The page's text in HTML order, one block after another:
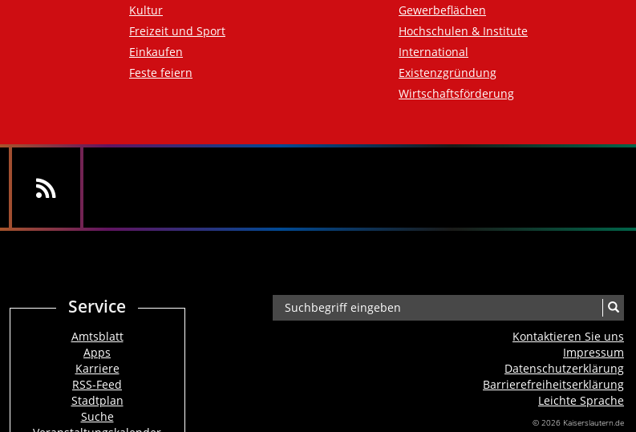
Kultur
Freizeit und Sport
Einkaufen
Feste feiern
Gewerbeflächen
Hochschulen & Institute
International
Existenzgründung
Wirtschaftsförderung
Service
Amtsblatt
Apps
Karriere
RSS-Feed
Stadtplan
Suche
Kontaktieren Sie uns
Impressum
Datenschutzerklärung
Barrierefreiheits­erklärung
Leichte Sprache
© 2026 Kaiserslautern.de